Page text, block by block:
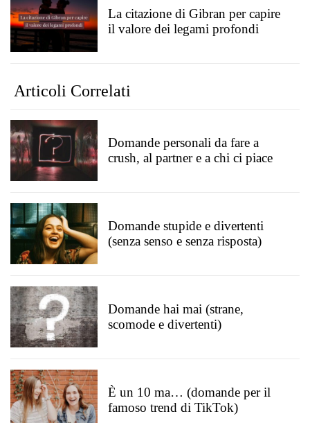
La citazione di Gibran per capire
il valore dei legami profondi
Articoli Correlati
Domande personali da fare a
crush, al partner e a chi ci piace
Domande stupide e divertenti
(senza senso e senza risposta)
Domande hai mai (strane,
scomode e divertenti)
È un 10 ma… (domande per il
famoso trend di TikTok)